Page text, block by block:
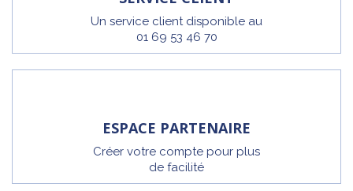
Un service client disponible au
01 69 53 46 70
ESPACE PARTENAIRE
Créer votre compte pour plus
de facilité